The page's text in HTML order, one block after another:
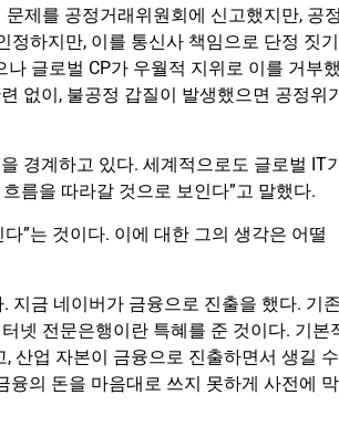
제를 공정거래위원회에 신고했지만, 공정
정하지만, 이를 통신사 책임으로 단정 짓기
글로벌 CP가 우월적 지위로 이를 거부했
없이, 불공정 갑질이 발생했으면 공정위
경계하고 있다. 세계적으로도 글로벌 IT
름을 따라갈 것으로 보인다”고 말했다.
”는 것이다. 이에 대한 그의 생각은 어떨
지금 네이버가 금융으로 진출을 했다. 기존
넷 전문은행이란 특혜를 준 것이다. 기본
산업 자본이 금융으로 진출하면서 생길 수
융의 돈을 마음대로 쓰지 못하게 사전에 막